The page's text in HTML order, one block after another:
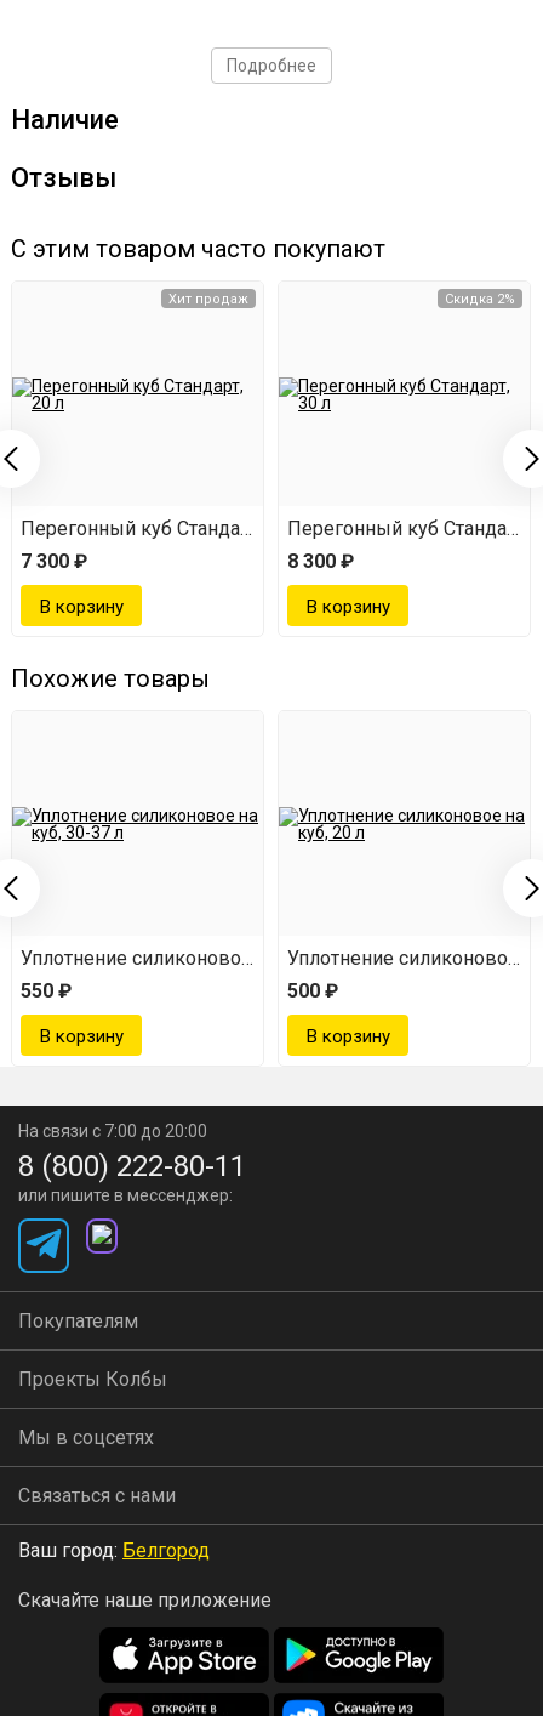
Подробнее
Наличие
Отзывы
С этим товаром часто покупают
Хит продаж
Перегонный куб Стандарт, 20 л
7 300 ₽
Скидка 2%
Перегонный куб Стандарт,
8 300 ₽
Похожие товары
Уплотнение силиконовое на куб, 30-37 л
550 ₽
Уплотнение силиконовое
500 ₽
На связи с 7:00 до 20:00
8 (800) 222-80-11
или пишите в мессенджер:
Покупателям
Проекты Колбы
Мы в соцсетях
Связаться с нами
Ваш город: Белгород
Скачайте наше приложение